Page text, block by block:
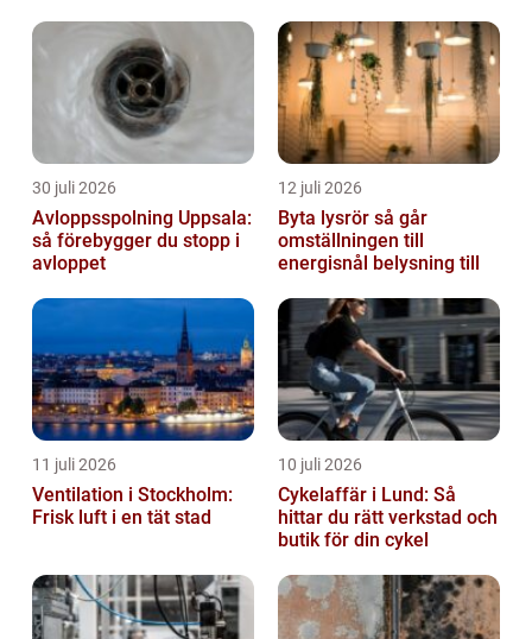
30 juli 2026
Avloppsspolning Uppsala:
så förebygger du stopp i
avloppet
12 juli 2026
Byta lysrör så går
omställningen till
energisnål belysning till
11 juli 2026
Ventilation i Stockholm:
Frisk luft i en tät stad
10 juli 2026
Cykelaffär i Lund: Så
hittar du rätt verkstad och
butik för din cykel